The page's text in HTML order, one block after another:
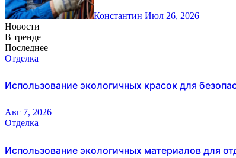
Константин Июл 26, 2026
Новости
В тренде
Последнее
Отделка
Использование экологичных красок для
Авг 7, 2026
Отделка
Использование экологичных материалов для